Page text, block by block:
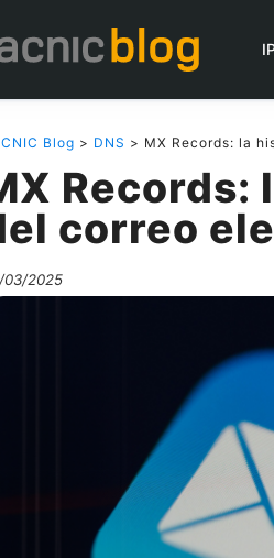
Blog > DNS > MX Records: la
Records:
correo
03/2025